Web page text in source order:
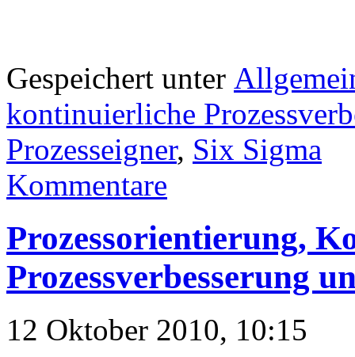
Gespeichert unter
kontinuierliche
Prozesseigner, Six Sigma
Kommentare
Prozessorientierung,
Prozessverbesserung
12 Oktober 2010, 10:15